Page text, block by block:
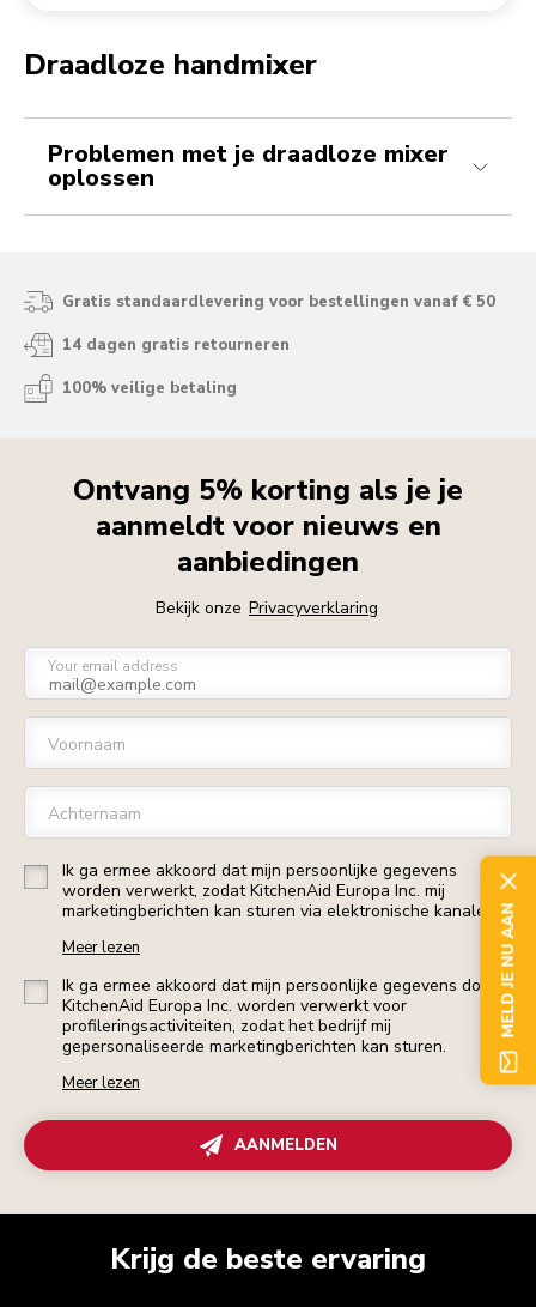
Draadloze handmixer
Mijn draadloze handmixer doet het niet, wat kan ik doen?
Mijn draadloze handmixer laadt niet op. Wat nu?
Problemen met je draadloze mixer
oplossen
Gratis standaardlevering voor bestellingen vanaf € 50
14 dagen gratis retourneren
100% veilige betaling
Ontvang 5% korting als je je
aanmeldt voor nieuws en
aanbiedingen
Bekijk onze Privacyverklaring
Your email address
Voornaam
Achternaam
Ik ga ermee akkoord dat mijn persoonlijke gegevens
worden verwerkt, zodat KitchenAid Europa Inc. mij
marketingberichten kan sturen via elektronische kanalen.
Meer lezen
Ik ga ermee akkoord dat mijn persoonlijke gegevens door
KitchenAid Europa Inc. worden verwerkt voor
profileringsactiviteiten, zodat het bedrijf mij
gepersonaliseerde marketingberichten kan sturen.
Meer lezen
AANMELDEN
Krijg de beste ervaring
MELD JE NU AAN